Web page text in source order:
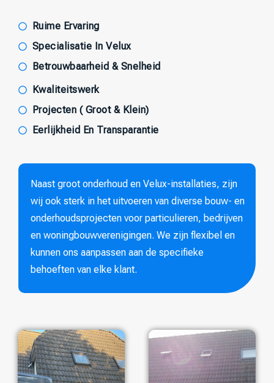
Ruime Ervaring
Specialisatie In Velux
Betrouwbaarheid & Snelheid
Kwaliteitswerk
Projecten ( Groot & Klein)
Eerlijkheid En Transparantie
Naast groot onderhoud en Velux-installaties, zijn
wij ook sterk in het uitvoeren van diverse bouw- en
onderhoudsprojecten voor particulieren, bedrijven
en woningbouwverenigingen. We zijn flexibel en
kunnen ons aanpassen aan de specifieke
behoeften van elke klant.